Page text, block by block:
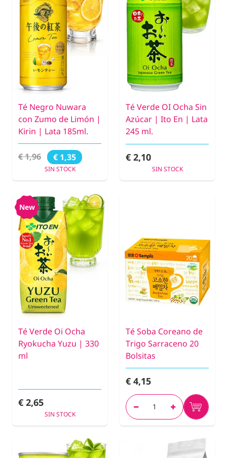
Té Negro Nuwara
con Zumo de Limón |
Kirin | Lata 185ml.
€ 1,96 € 1,35
SIN STOCK
Té Verde OI Ocha Sin
Azúcar | Ito En | Lata
245 ml.
€ 2,10
SIN STOCK
New
Té Verde Oi Ocha
Ryokucha Yuzu | 330
ml
€ 2,65
SIN STOCK
Té Soba Coreano de
Trigo Sarraceno 20
Bolsitas
€ 4,15